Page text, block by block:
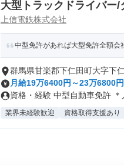
大型トラックドライバー/
上信電鉄株式会社
中型免許があれば大型免許全額会
群馬県甘楽郡下仁田町大字下
月給19万6400円～23万6800円
資格・経験 中型自動車免許
業界未経験歓迎 資格取得支援あり